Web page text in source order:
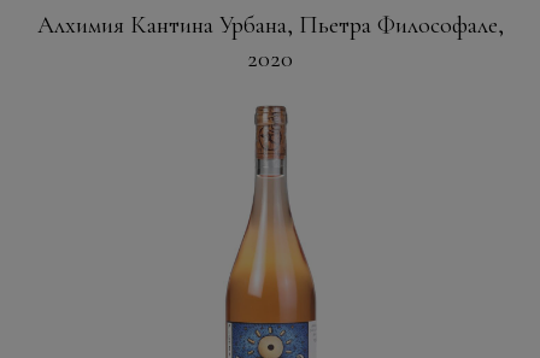
Алхимия Кантина Урбана, Пьетра Философале,
2020